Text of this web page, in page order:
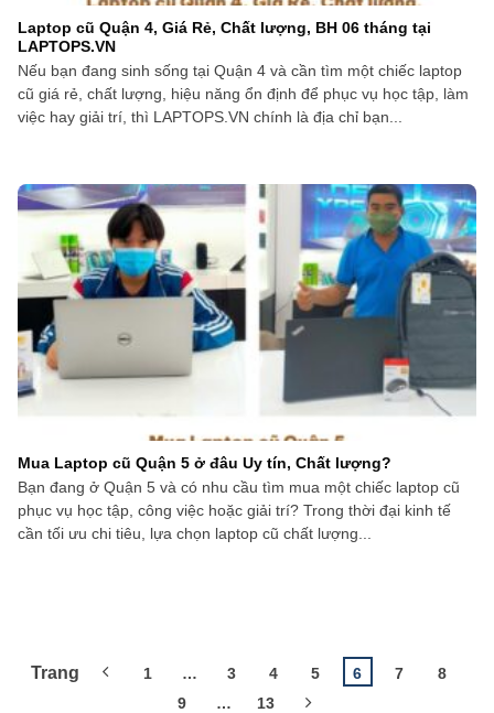
Laptop cũ Quận 4, Giá Rẻ, Chất lượng, BH 06 tháng tại
LAPTOPS.VN
Nếu bạn đang sinh sống tại Quận 4 và cần tìm một chiếc laptop
cũ giá rẻ, chất lượng, hiệu năng ổn định để phục vụ học tập, làm
việc hay giải trí, thì LAPTOPS.VN chính là địa chỉ bạn...
Mua Laptop cũ Quận 5 ở đâu Uy tín, Chất lượng?
Bạn đang ở Quận 5 và có nhu cầu tìm mua một chiếc laptop cũ
phục vụ học tập, công việc hoặc giải trí? Trong thời đại kinh tế
cần tối ưu chi tiêu, lựa chọn laptop cũ chất lượng...
1 … 3 4 5 6 7
8
9
… 13